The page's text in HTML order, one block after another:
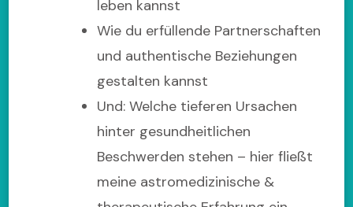
leben kannst
Wie du erfüllende Partnerschaften
und authentische Beziehungen
gestalten kannst
Und: Welche tieferen Ursachen
hinter gesundheitlichen
Beschwerden stehen – hier fließt
meine astromedizinische &